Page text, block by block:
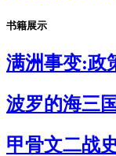
书籍展示
满洲事变:政
波罗的海三
甲骨文二战